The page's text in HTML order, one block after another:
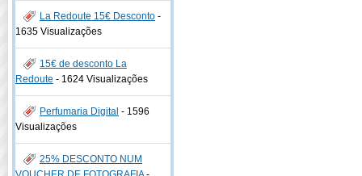
La Redoute 15€ Desconto -
1635 Visualizações
15€ de desconto La
Redoute - 1624 Visualizações
Perfumaria Digital - 1596
Visualizações
25% DESCONTO NUM